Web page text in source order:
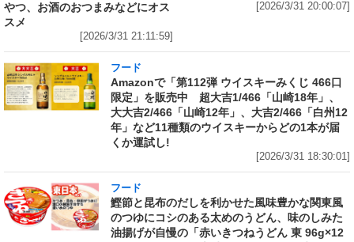
やつ、お酒のおつまみなどにオス
スメ
[2026/3/31 21:11:59]
[2026/3/31 20:00:07]
フード
Amazonで「第112弾 ウイスキーみくじ 466口
限定」を販売中 超大吉1/466「山崎18年」、
大大吉2/466「山崎12年」、大吉2/466「白州12
年」など11種類のウイスキーからどの1本が届
くか運試し!
[2026/3/31 18:30:01]
フード
鰹節と昆布のだしを利かせた風味豊かな関東風
のつゆにコシのある太めのうどん、味のしみた
油揚げが自慢の「赤いきつねうどん 東 96g×12